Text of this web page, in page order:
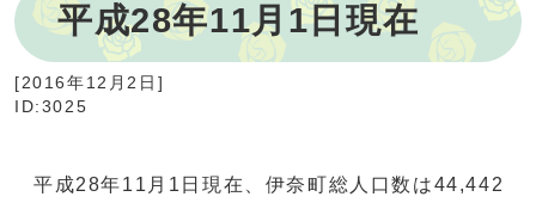
平成28年11月1日現在
[2016年12月2日 ]
ID:3025
平成28年11月1日現在、伊奈町総人口数は44,442